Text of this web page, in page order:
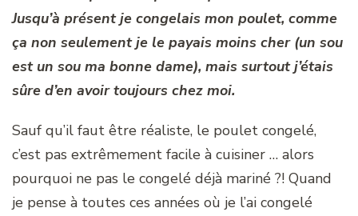
Jusqu’à présent je congelais mon poulet, comme
ça non seulement je le payais moins cher (un sou
est un sou ma bonne dame), mais surtout j’étais
sûre d’en avoir toujours chez moi.
Sauf qu’il faut être réaliste, le poulet congelé,
c’est pas extrêmement facile à cuisiner … alors
pourquoi ne pas le congelé déjà mariné ?! Quand
je pense à toutes ces années où je l’ai congelé